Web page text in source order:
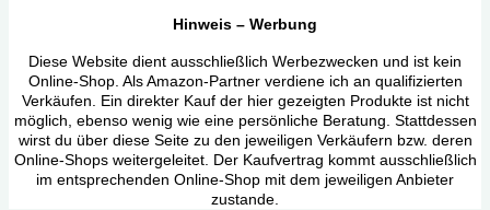
Hinweis – Werbung
Diese Website dient ausschließlich Werbezwecken und ist kein
Online-Shop. Als Amazon-Partner verdiene ich an qualifizierten
Verkäufen. Ein direkter Kauf der hier gezeigten Produkte ist nicht
möglich, ebenso wenig wie eine persönliche Beratung. Stattdessen
wirst du über diese Seite zu den jeweiligen Verkäufern bzw. deren
Online-Shops weitergeleitet. Der Kaufvertrag kommt ausschließlich
im entsprechenden Online-Shop mit dem jeweiligen Anbieter
zustande.